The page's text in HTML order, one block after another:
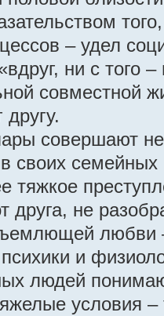
– удел
ни с того
совместной
другу.
совершают
своих семейных
тяжкое
друга, не
любви
и
людей
условия